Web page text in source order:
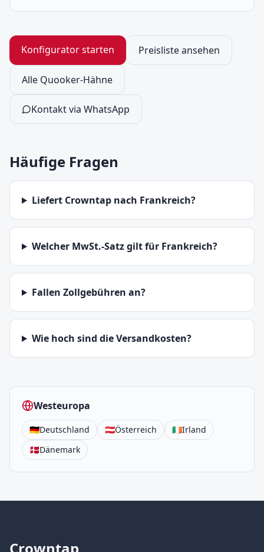
Konfigurator starten Preisliste ansehen
Alle Quooker-Hähne
Kontakt via WhatsApp
Häufige Fragen
Liefert Crowntap nach Frankreich?
Welcher MwSt.-Satz gilt für Frankreich?
Fallen Zollgebühren an?
Wie hoch sind die Versandkosten?
Westeuropa
🇩🇪Deutschland 🇦🇹Österreich 🇮🇪Irland
🇩🇰Dänemark